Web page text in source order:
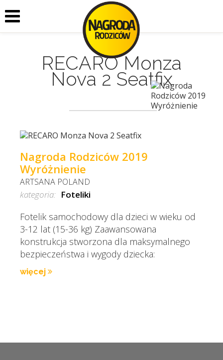
RECARO Monza
Nova 2 Seatfix
Nagroda Rodziców 2019
Wyróżnienie
ARTSANA POLAND
kategoria: Foteliki
Fotelik samochodowy dla dzieci w wieku od
3-12 lat (15-36 kg) Zaawansowana
konstrukcja stworzona dla maksymalnego
bezpieczeństwa i wygody dziecka:
więcej